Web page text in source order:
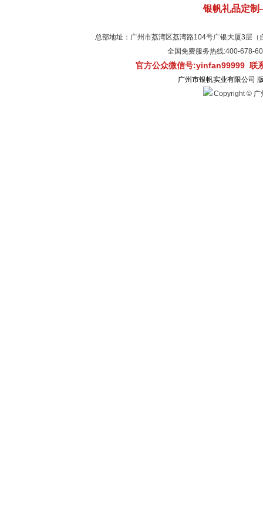
银帆礼品定
总部地址：广州市荔湾区荔湾路104号广银大厦3层
全国免费服务热线:400-
官方公众微信号:yinfan99999 联
广州市银帆实业有限公司
Copyright © 广